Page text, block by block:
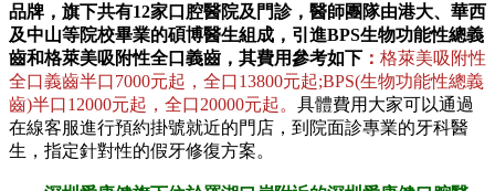
品牌，旗下共有12家口腔醫院及門診，醫師團隊由港大、華西
及中山等院校畢業的碩博醫生組成，引進BPS生物功能性總義
齒和格萊美吸附性全口義齒，其費用參考如下 ： 格萊美吸附性
全口義齒半口7000元起，全口13800元起;BPS(生物功能性總義
齒)半口12000元起，全口20000元起。 具體費用大家可以通過
在線客服進行預約掛號就近的門店，到院面診專業的牙科醫
生，指定針對性的假牙修復方案。